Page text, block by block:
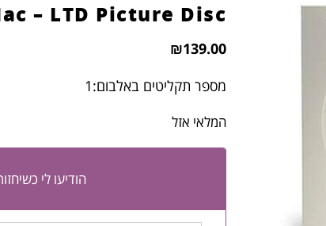
– LTD Picture Disc
₪139.00
מספר תקליטים באלבום:1
המלאי אזל
הודיעו לי